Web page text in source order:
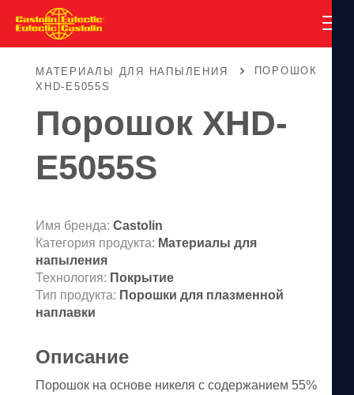
МАТЕРИАЛЫ ДЛЯ НАПЫЛЕНИЯ
ПОРОШОК
XHD-E5055S
Порошок XHD-
E5055S
Имя бренда: Castolin
Категория продукта: Материалы для
напыления
Технология: Покрытие
Тип продукта: Порошки для плазменной
наплавки
Описание
Порошок на основе никеля с содержанием 55%